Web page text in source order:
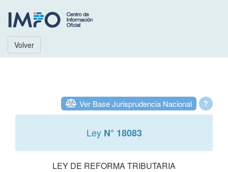
Volver
?
Ver Base Jurisprudencia Nacional
Ley N° 18083
LEY DE REFORMA TRIBUTARIA